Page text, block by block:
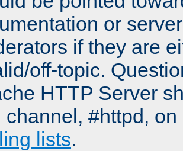
or
if they are
off-topic.
HTTP Server
channel, #httpd,
lists.